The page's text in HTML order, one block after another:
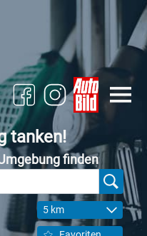
tanken!
finden
5 km